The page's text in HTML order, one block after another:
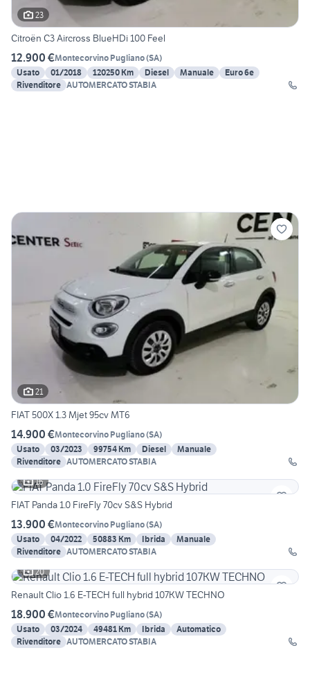
23
Citroën C3 Aircross BlueHDi 100 Feel
12.900 €Montecorvino Pugliano(SA)
Usato
01/2018 120250 Km Diesel Manuale
Euro 6e
Rivenditore AUTOMERCATO STABIA
21
FIAT 500X 1.3 Mjet 95cv MT6
14.900 €Montecorvino Pugliano(SA)
Usato
03/2023 99754 Km Diesel
Manuale
Rivenditore AUTOMERCATO STABIA
16
FIAT Panda 1.0 FireFly 70cv S&S Hybrid
13.900 €Montecorvino Pugliano(SA)
Usato
04/2022 50883 Km Ibrida
Manuale
Rivenditore AUTOMERCATO STABIA
20
Renault Clio 1.6 E-TECH full hybrid 107KW TECHNO
18.900 €Montecorvino Pugliano(SA)
Usato
03/2024 49481 Km Ibrida
Automatico
Rivenditore AUTOMERCATO STABIA